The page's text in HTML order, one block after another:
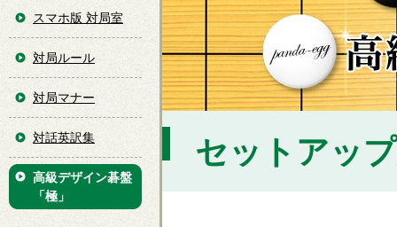
セットアッ
スマホ版 対局室
対局ルール
対局マナー
対話英訳集
高級デザイン碁盤
「極」